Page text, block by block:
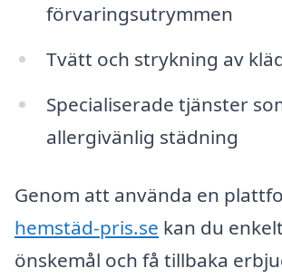
förvaringsutrymmen
Tvätt och strykning av
Specialiserade tjänster
allergivänlig städning
Genom att använda en
hemstäd-pris.se kan du
önskemål och få tillbaka